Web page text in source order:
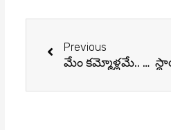
Prev
Previous
మేం కమ్మోళ్లమే.. అయితే ఏంటి?